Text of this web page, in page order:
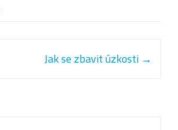
Jak se zbavit úzkosti →